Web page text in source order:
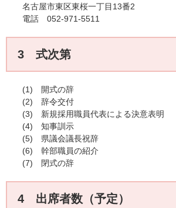
名古屋市東区東桜一丁目13番2
電話 052-971-5511
3 式次第
(1) 開式の辞
(2) 辞令交付
(3) 新規採用職員代表による決意表明
(4) 知事訓示
(5) 県議会議長祝辞
(6) 幹部職員の紹介
(7) 閉式の辞
4 出席者数（予定）